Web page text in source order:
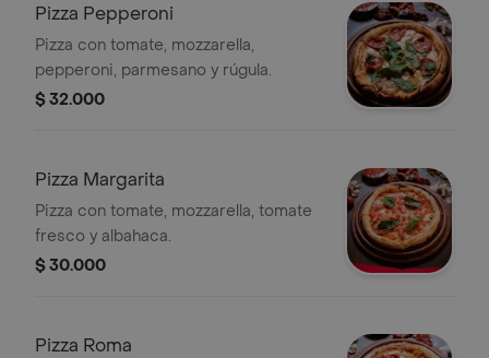
Pizza Pepperoni
Pizza con tomate, mozzarella,
pepperoni, parmesano y rúgula.
$ 32.000
Pizza Margarita
Pizza con tomate, mozzarella, tomate
fresco y albahaca.
$ 30.000
Pizza Roma